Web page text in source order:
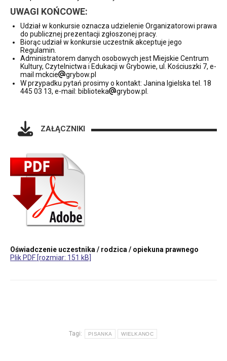
UWAGI KOŃCOWE:
Udział w konkursie oznacza udzielenie Organizatorowi prawa
do publicznej prezentacji zgłoszonej pracy.
Biorąc udział w konkursie uczestnik akceptuje jego
Regulamin.
Administratorem danych osobowych jest Miejskie Centrum
Kultury, Czytelnictwa i Edukacji w Grybowie, ul. Kościuszki 7, e-
mail mckcie
grybow.pl
W przypadku pytań prosimy o kontakt: Janina Igielska tel. 18
445 03 13, e-mail: biblioteka
grybow.pl.
ZAŁĄCZNIKI
Oświadczenie uczestnika / rodzica / opiekuna prawnego
Plik PDF [rozmiar: 151 kB]
Tagi: PISANKA WIELKANOC